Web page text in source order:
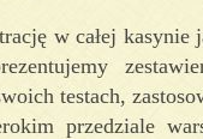
w całej
testach,
przedziale